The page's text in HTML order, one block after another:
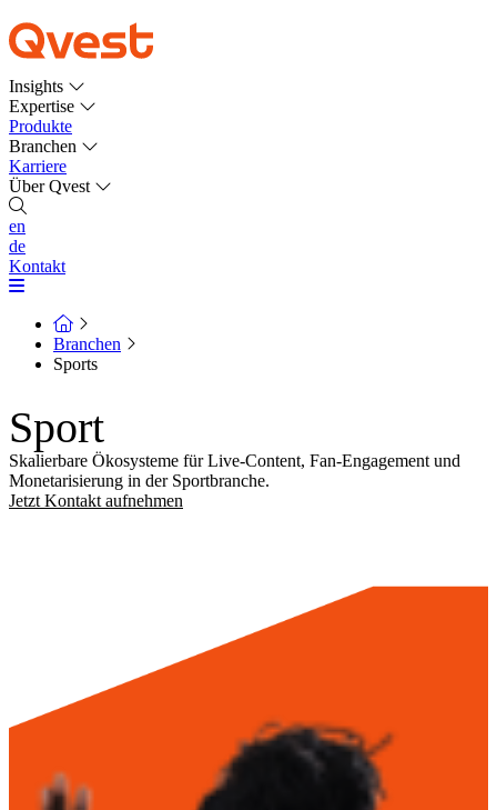
Insights
Expertise
Produkte
Branchen
Karriere
Über Qvest
en
de
Kontakt
Branchen
Sports
Sport
Skalierbare Ökosysteme für Live-Content, Fan-Engagement und
Monetarisierung in der Sportbranche.
Jetzt Kontakt aufnehmen